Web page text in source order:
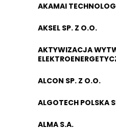
AKAMAI
AKSEL SP. Z O.O.
AKTYWIZACJA
ALCON SP. Z O.O.
ALGOTECH POLSKA
ALMA S.A.